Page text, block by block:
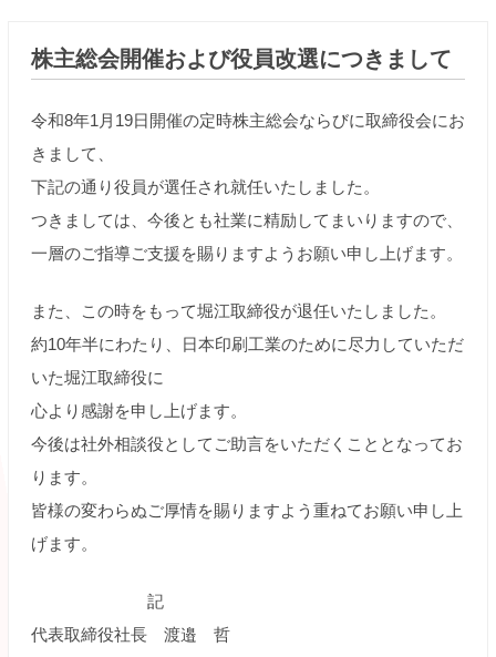
株主総会開催および役員改選につきまして
令和8年1月19日開催の定時株主総会ならびに取締役会にお
きまして、
下記の通り役員が選任され就任いたしました。
つきましては、今後とも社業に精励してまいりますので、
一層のご指導ご支援を賜りますようお願い申し上げます。
また、この時をもって堀江取締役が退任いたしました。
約10年半にわたり、日本印刷工業のために尽力していただ
いた堀江取締役に
心より感謝を申し上げます。
今後は社外相談役としてご助言をいただくこととなってお
ります。
皆様の変わらぬご厚情を賜りますよう重ねてお願い申し上
げます。
記
代表取締役社長 渡邉 哲